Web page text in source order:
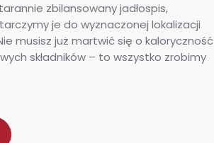
zbilansowany jadłospis,
je do wyznaczonej lokalizacji
musisz już martwić się o kaloryczność
składników – to wszystko zrobimy